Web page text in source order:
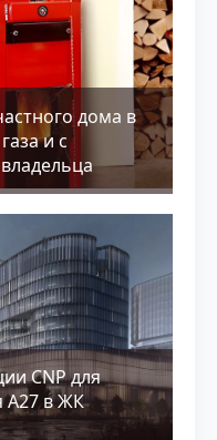
дома в
и с
CNP для
А27 в ЖК